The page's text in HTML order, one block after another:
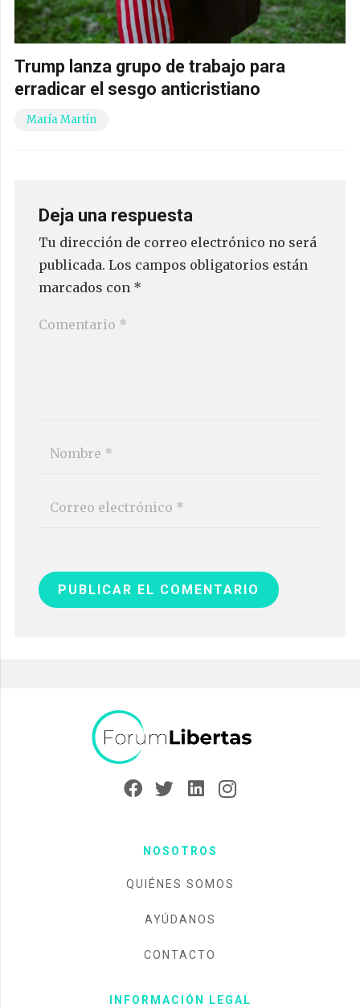
Trump lanza grupo de trabajo para
erradicar el sesgo anticristiano
María Martín
Deja una respuesta
Tu dirección de correo electrónico no será
publicada. Los campos obligatorios están
marcados con *
PUBLICAR EL COMENTARIO
NOSOTROS
QUIÉNES SOMOS
AYÚDANOS
CONTACTO
INFORMACIÓN LEGAL